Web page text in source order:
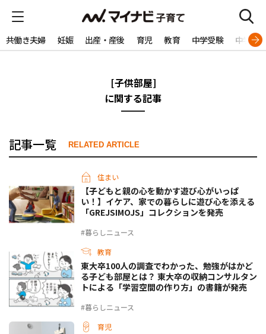
共働き夫婦 妊娠 出産・産後 育児 教育 中学受験 中学生
[子供部屋]
に関する記事
記事一覧 RELATED ARTICLE
住まい
#暮らしニュース
【子どもと親の心を動かす遊び心がいっぱ
い！】イケア、家での暮らしに遊び心を添える
「GREJSIMOJS」コレクションを発売
教育
#暮らしニュース
東大卒100人の調査でわかった、勉強がはかど
る子ども部屋とは？ 東大卒の収納コンサルタン
トによる「学習空間の作り方」の書籍が発売
育児